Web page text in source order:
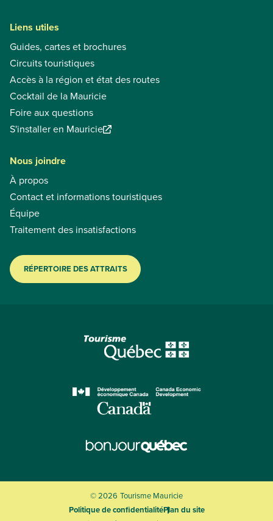
Liens utiles
Guides, cartes et brochures
Circuits touristiques
Accès à la région et état des routes
Cocktail de la Mauricie
Foire aux questions
S'installer en Mauricie
Nous joindre
À propos
Contact et informations touristiques
Équipe
Traitement des insatisfactions
RÉPERTOIRE DES ATTRAITS
© 2026 Tourisme Mauricie
Politique de confidentialitéPlan du site